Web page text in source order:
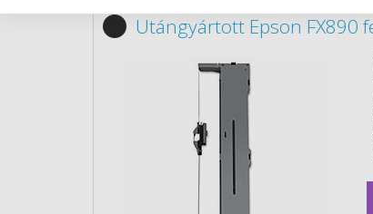
Utángyártott Epson FX890